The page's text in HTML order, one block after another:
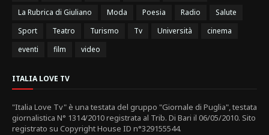
La Rubrica di Giuliano
Moda Poesia Radio
Salute
Sport
Teatro Turismo Tv Università
cinema
eventi
film video
ITALIA LOVE TV
"Italia Love Tv" è una testata del gruppo "Giornale di Puglia", testata
giornalistica N° 1314/2010 registrata al Trib. Di Bari il 06/05/2010. Sito
registrato su Copyright House ID n°329155544.